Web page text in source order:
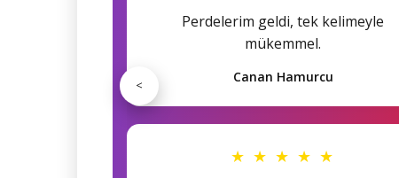
Perdelerim geldi, tek kelimeyle
mükemmel.
Canan Hamurcu
★ ★ ★ ★ ★
<